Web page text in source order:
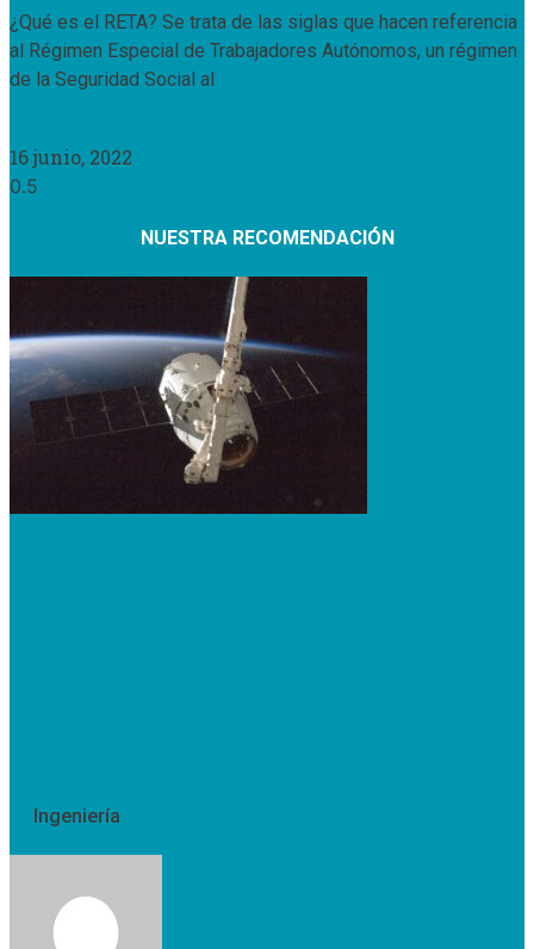
¿Qué es el RETA? Se trata de las siglas que hacen referencia
al Régimen Especial de Trabajadores Autónomos, un régimen
de la Seguridad Social al
16 junio, 2022
NUESTRA RECOMENDACIÓN
Ingeniería